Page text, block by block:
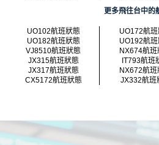
更多飛往台中的
UO102航班狀態
UO172航
UO182航班狀態
UO192航
VJ8510航班狀態
NX674航班
JX315航班狀態
IT793航班
JX317航班狀態
NX672航班
CX5172航班狀態
JX332航班